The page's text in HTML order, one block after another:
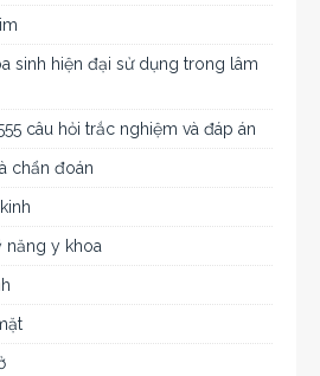
sinh hiện đại sử dụng trong lâm
câu hỏi trắc nghiệm và đáp án
chẩn đoán
năng y khoa